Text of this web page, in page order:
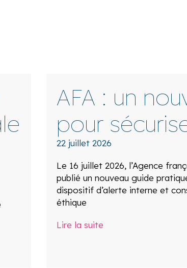
AFA : un
pour
22 juillet 2026
Le 16 juillet 2026, l’Agence
publié un nouveau guide
dispositif d’alerte interne et
éthique
Lire la suite